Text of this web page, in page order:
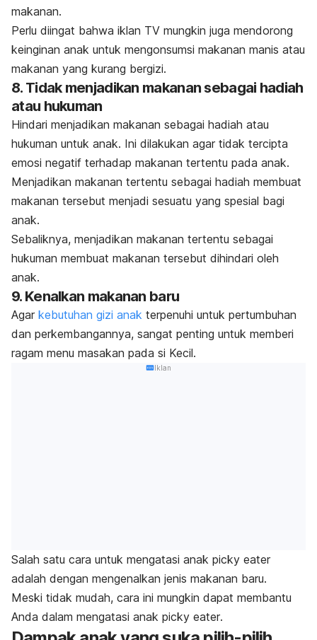
makanan.
Perlu diingat bahwa iklan TV mungkin juga mendorong
keinginan anak untuk mengonsumsi makanan manis atau
makanan yang kurang bergizi.
8. Tidak menjadikan makanan sebagai hadiah
atau hukuman
Hindari menjadikan makanan sebagai hadiah atau
hukuman untuk anak. Ini dilakukan agar tidak tercipta
emosi negatif terhadap makanan tertentu pada anak.
Menjadikan makanan tertentu sebagai hadiah membuat
makanan tersebut menjadi sesuatu yang spesial bagi
anak.
Sebaliknya, menjadikan makanan tertentu sebagai
hukuman membuat makanan tersebut dihindari oleh
anak.
9. Kenalkan makanan baru
Agar kebutuhan gizi anak terpenuhi untuk pertumbuhan
dan perkembangannya, sangat penting untuk memberi
ragam menu masakan pada si Kecil.
Iklan
Salah satu cara untuk mengatasi anak picky eater
adalah dengan mengenalkan jenis makanan baru.
Meski tidak mudah, cara ini mungkin dapat membantu
Anda dalam mengatasi anak picky eater.